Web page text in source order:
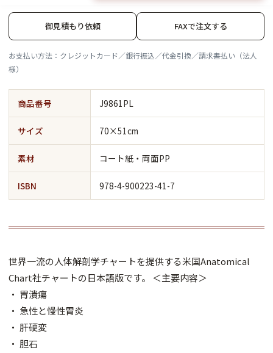
御見積もり依頼 FAXで注文する
お支払い方法：クレジットカード／銀行振込／代金引換／請求書払い（法人
様）
商品番号 J9861PL
サイズ 70×51cm
素材 コート紙・両面PP
ISBN 978-4-900223-41-7
世界一流の人体解剖学チャートを提供する米国Anatomical
Chart社チャートの日本語版です。 ＜主要内容＞
・ 胃潰瘍
・ 急性と慢性胃炎
・ 肝硬変
・ 胆石